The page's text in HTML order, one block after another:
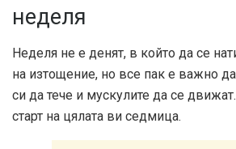
неделя
Неделя не е денят, в който да се
на изтощение, но все пак е важно
си да тече и мускулите да се
старт на цялата ви седмица.